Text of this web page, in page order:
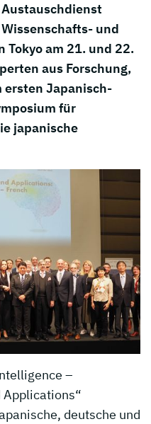
und
Tokyo am 21. und 22.
aus Forschung,
Japanisch-
für
japanische
–
deutsche und